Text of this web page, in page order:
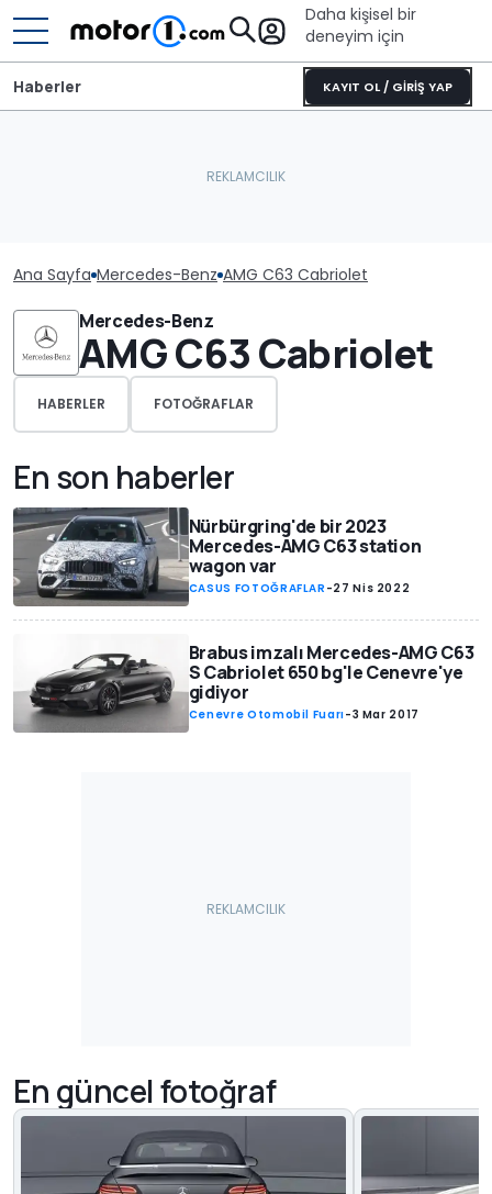
Daha kişisel bir
deneyim için
KAYIT OL / GİRİŞ YAP
Haberler
Ana Sayfa Mercedes-Benz AMG C63 Cabriolet
Mercedes-Benz
AMG C63 Cabriolet
HABERLER FOTOĞRAFLAR
En son haberler
Nürbürgring'de bir 2023
Mercedes-AMG C63 station
wagon var
CASUS FOTOĞRAFLAR -27 Nis 2022
Brabus imzalı Mercedes-AMG C63
S Cabriolet 650 bg'le Cenevre'ye
gidiyor
Cenevre Otomobil Fuarı-3 Mar 2017
En güncel fotoğraf